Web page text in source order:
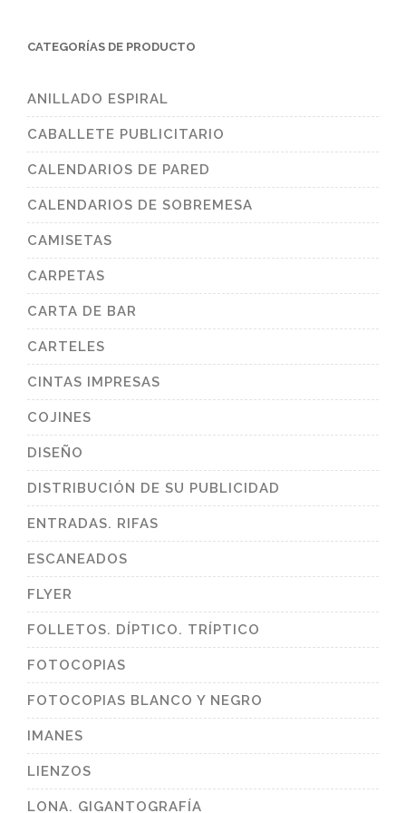
CATEGORÍAS DE PRODUCTO
ANILLADO ESPIRAL
CABALLETE PUBLICITARIO
CALENDARIOS DE PARED
CALENDARIOS DE SOBREMESA
CAMISETAS
CARPETAS
CARTA DE BAR
CARTELES
CINTAS IMPRESAS
COJINES
DISEÑO
DISTRIBUCIÓN DE SU PUBLICIDAD
ENTRADAS. RIFAS
ESCANEADOS
FLYER
FOLLETOS. DÍPTICO. TRÍPTICO
FOTOCOPIAS
FOTOCOPIAS BLANCO Y NEGRO
IMANES
LIENZOS
LONA. GIGANTOGRAFÍA